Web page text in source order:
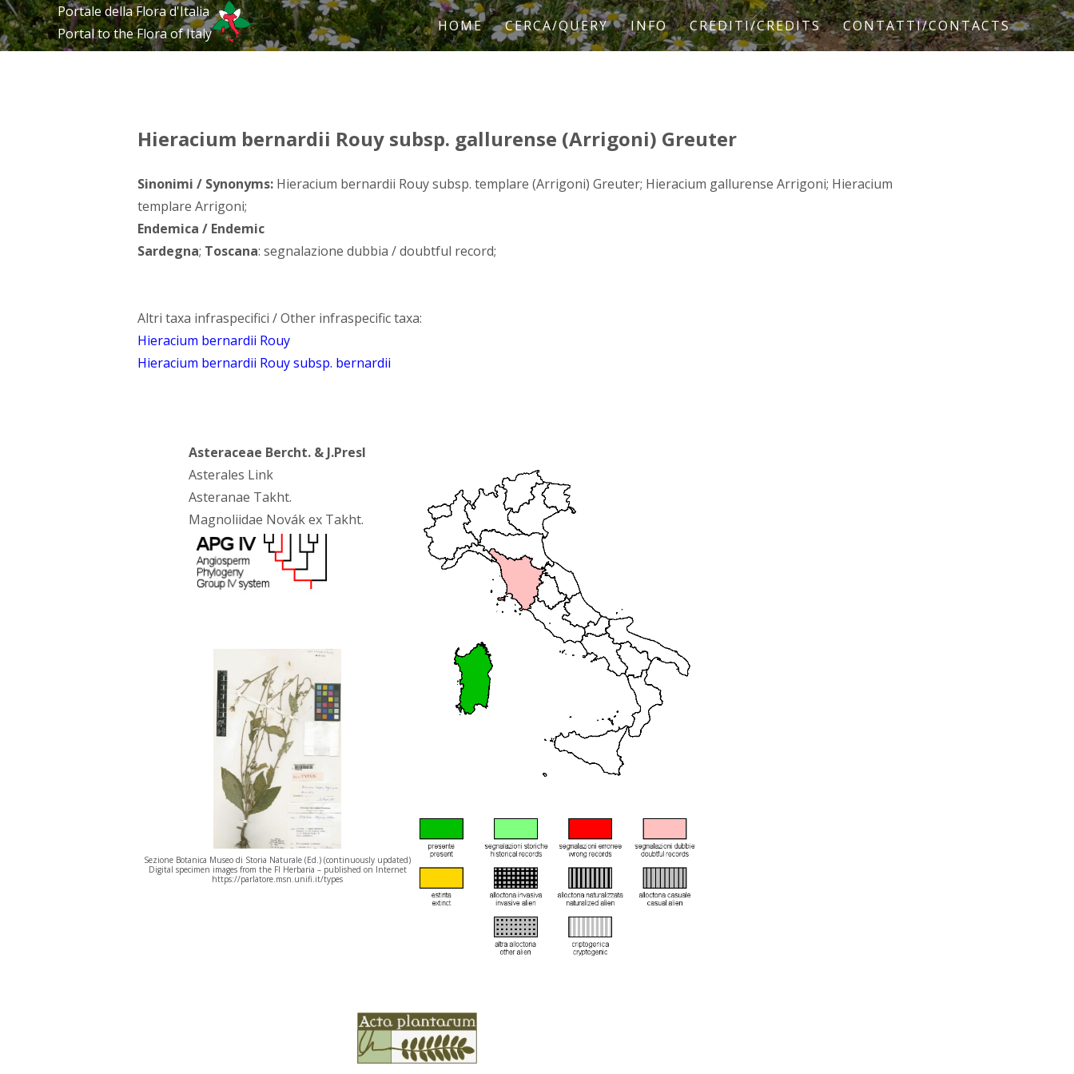
Portale della Flora d'Italia
Portal to the Flora of Italy
HOME CERCA/QUERY INFO CREDITI/CREDITS CONTATTI/CONTACTS
Hieracium bernardii Rouy subsp. gallurense (Arrigoni) Greuter
Sinonimi / Synonyms: Hieracium bernardii Rouy subsp. templare (Arrigoni) Greuter; Hieracium gallurense Arrigoni; Hieracium
templare Arrigoni;
Endemica / Endemic
Sardegna; Toscana: segnalazione dubbia / doubtful record;
Altri taxa infraspecifici / Other infraspecific taxa:
Hieracium bernardii Rouy
Hieracium bernardii Rouy subsp. bernardii
Asteraceae Bercht. & J.Presl
Asterales Link
Asteranae Takht.
Magnoliidae Novák ex Takht.
Sezione Botanica Museo di Storia Naturale (Ed.) (continuously updated)
Digital specimen images from the FI Herbaria – published on Internet
https://parlatore.msn.unifi.it/types